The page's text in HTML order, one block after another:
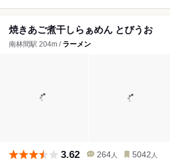
焼きあご煮干しらぁめん とびうお
南林間駅 204m / ラーメン
3.62 264 人 5042 人